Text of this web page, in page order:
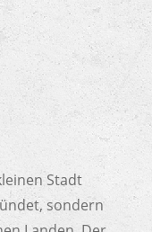
Stadt
sondern